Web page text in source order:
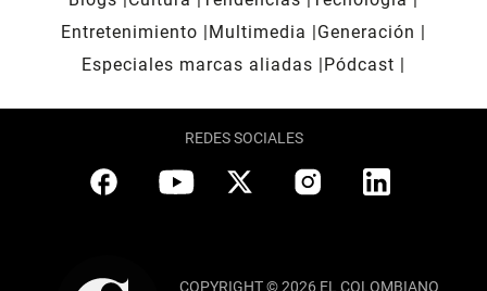
Entretenimiento
Multimedia
Generación
Especiales marcas aliadas
Pódcast
REDES SOCIALES
COPYRIGHT © 2026 EL COLOMBIANO